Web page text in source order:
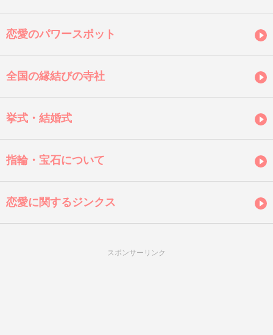
恋愛のパワースポット
全国の縁結びの寺社
挙式・結婚式
指輪・宝石について
恋愛に関するジンクス
スポンサーリンク